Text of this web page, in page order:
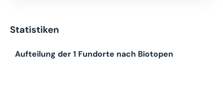
Statistiken
Aufteilung der 1 Fundorte nach Biotopen